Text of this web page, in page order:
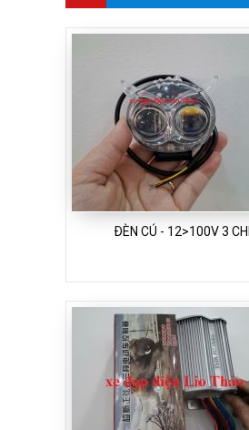
ĐÈN CÚ - 12>100V 3